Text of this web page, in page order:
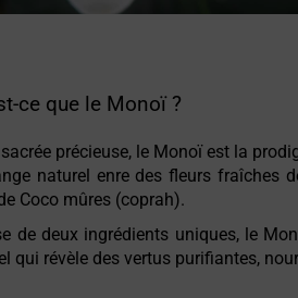
ce que le Monoï ?
sacrée précieuse, le Monoï est la
naturel enre des fleurs fraîches
Coco mûres (coprah).
de deux ingrédients uniques, le
qui révèle des vertus purifiantes,